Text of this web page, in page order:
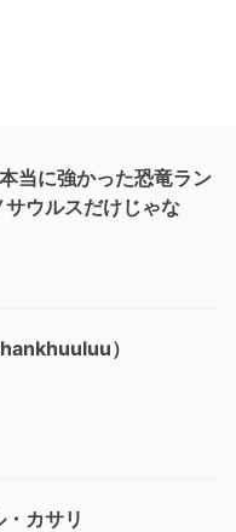
当に強かった恐竜ラン
ウルスだけじゃな
）
カサリ